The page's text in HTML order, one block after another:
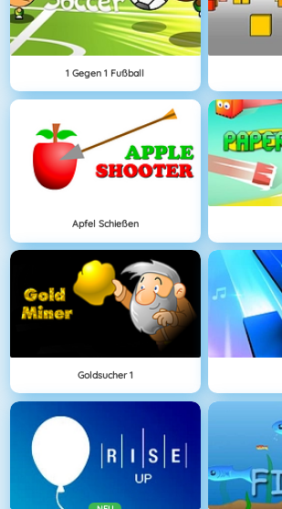
1 Gegen 1 Fußball
Apfel Schießen
Goldsucher 1